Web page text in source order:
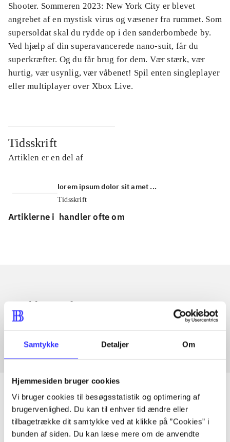
Samtykke Detaljer Om
Hjemmesiden bruger cookies
Vi bruger cookies til besøgsstatistik og optimering af
brugervenlighed. Du kan til enhver tid ændre eller
tilbagetrække dit samtykke ved at klikke på ”Cookies” i
bunden af siden. Du kan læse mere om de anvendte
Shooter. Sommeren 2023: New York City er blevet
angrebet af en mystisk virus og væsener fra rummet. Som
supersoldat skal du rydde op i den sønderbombede by.
Ved hjælp af din superavancerede nano-suit, får du
superkræfter. Og du får brug for dem. Vær stærk, vær
hurtig, vær usynlig, vær våbenet! Spil enten singleplayer
eller multiplayer over Xbox Live.
Tidsskrift
Artiklen er en del af
lorem ipsum dolor sit amet ...
Tidsskrift
Artiklerne i handler ofte om
Artikler med samme emner
Fra
Artikler
Alle registrerede artikler fordelt på udgivelser